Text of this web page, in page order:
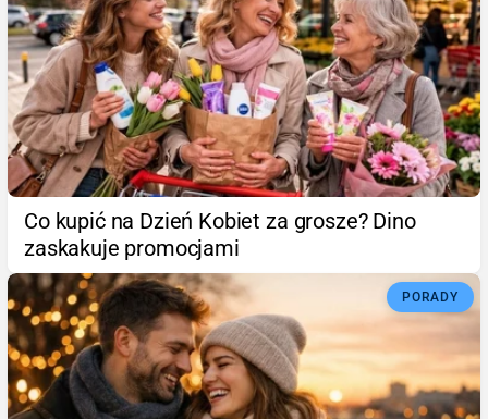
Co kupić na Dzień Kobiet za grosze? Dino
zaskakuje promocjami
PORADY